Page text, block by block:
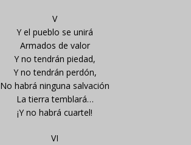
V
Y el pueblo se unirá
Armados de valor
Y no tendrán piedad,
Y no tendrán perdón,
No habrá ninguna salvación
La tierra temblará…
¡Y no habrá cuartel!
VI